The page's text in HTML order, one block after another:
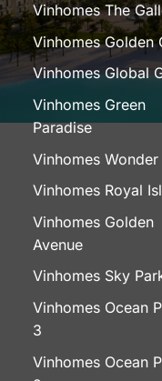
Vinhomes The
Vinhomes Golden
Vinhomes Global
Vinhomes Green
Paradise
Vinhomes
Vinhomes Royal
Vinhomes Golden
Avenue
Vinhomes Sky
Vinhomes Ocean
3
Vinhomes Ocean